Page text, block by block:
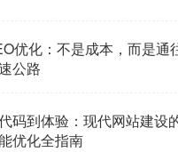
优化：不是成本，而是通
公路
码到体验：现代网站建设
优化全指南